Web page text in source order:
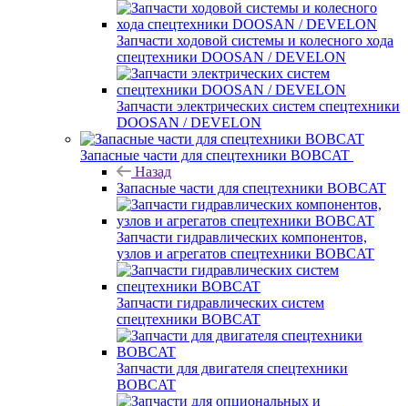
Запчасти ходовой системы и колесного хода
спецтехники DOOSAN / DEVELON
Запчасти электрических систем спецтехники
DOOSAN / DEVELON
Запасные части для спецтехники BOBCAT
Назад
Запасные части для спецтехники BOBCAT
Запчасти гидравлических компонентов,
узлов и агрегатов спецтехники BOBCAT
Запчасти гидравлических систем
спецтехники BOBCAT
Запчасти для двигателя спецтехники
BOBCAT